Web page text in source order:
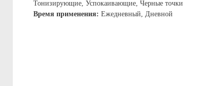
Тонизирующие, Успокаивающие, Черные точки
Время применения: Ежедневный, Дневной